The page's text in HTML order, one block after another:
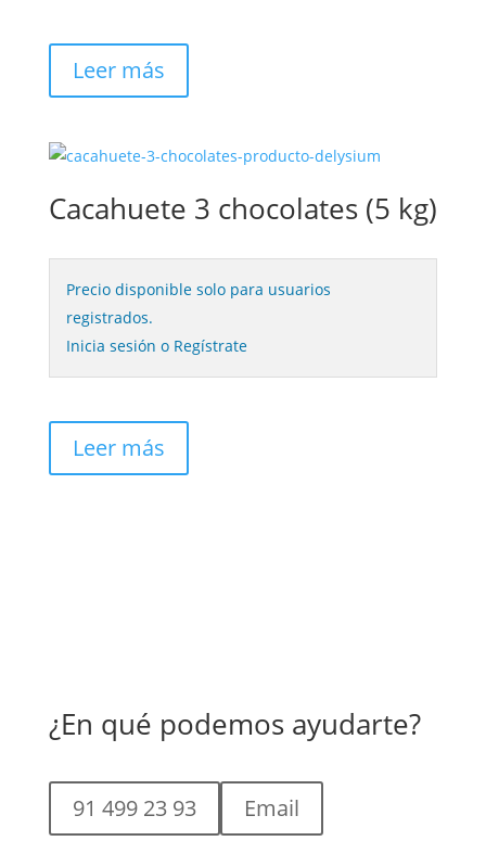
Leer más
Cacahuete 3 chocolates (5 kg)
Precio disponible solo para usuarios
registrados.
Inicia sesión o Regístrate
Leer más
¿En qué podemos ayudarte?
91 499 23 93 Email